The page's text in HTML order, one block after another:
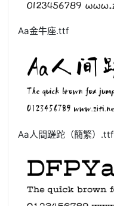
Aa金牛座.ttf
Aa人間蹉跎（簡繁）.ttf